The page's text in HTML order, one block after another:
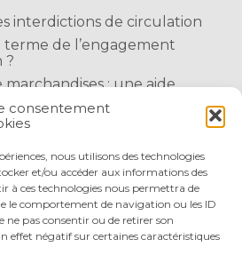
consentement
nous utilisons des technologies
et/ou accéder aux informations des
à ces technologies nous permettra de
le comportement de navigation ou les ID
ne pas consentir ou de retirer son
effet négatif sur certaines caractéristiques
interdictions de circulation
de l’engagement
?
: une aide
du parent renonçant